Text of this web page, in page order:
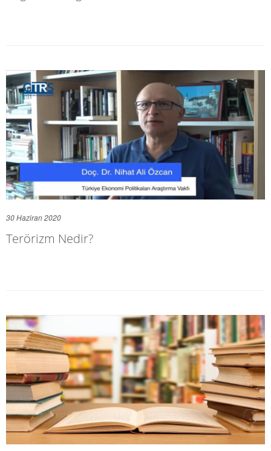
30 Haziran 2020
Terörizm Nedir?